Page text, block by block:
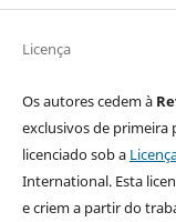
Licença
Os autores cedem à
exclusivos de
licenciado sob a
International. Esta
e criem a partir do